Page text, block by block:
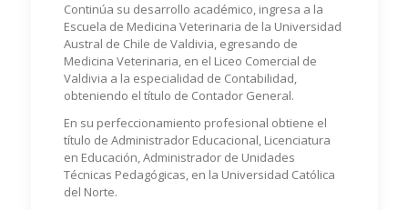
Continúa su desarrollo académico, ingresa a la
Escuela de Medicina Veterinaria de la Universidad
Austral de Chile de Valdivia, egresando de
Medicina Veterinaria, en el Liceo Comercial de
Valdivia a la especialidad de Contabilidad,
obteniendo el título de Contador General.
En su perfeccionamiento profesional obtiene el
título de Administrador Educacional, Licenciatura
en Educación, Administrador de Unidades
Técnicas Pedagógicas, en la Universidad Católica
del Norte.